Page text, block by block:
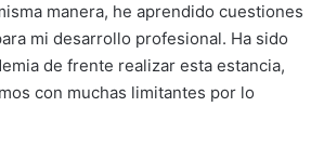
manera, he aprendido cuestiones
mi desarrollo profesional. Ha sido
de frente realizar esta estancia,
con muchas limitantes por lo